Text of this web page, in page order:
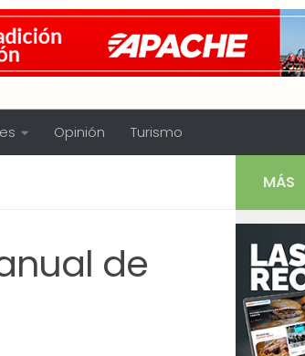
Opinión Turismo
de
MÁS